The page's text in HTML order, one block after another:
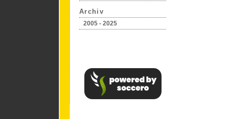
Archiv
2005 - 2025